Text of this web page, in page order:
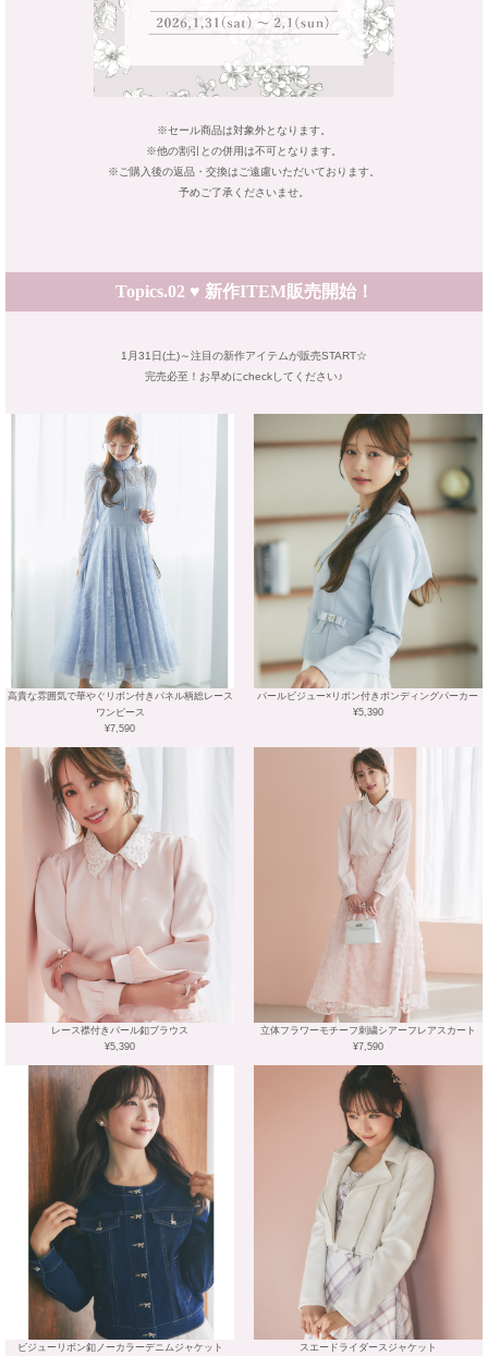
※セール商品は対象外となります。
※他の割引との併用は不可となります。
※ご購入後の返品・交換はご遠慮いただいております。
予めご了承くださいませ。
Topics.02 ♥ 新作ITEM販売開始！
1月31日(土)～注目の新作アイテムが販売START☆
完売必至！お早めにcheckしてください♪
高貴な雰囲気で華やぐリボン付きパネル柄総レース
ワンピース
¥7,590
パールビジュー×リボン付きボンディングパーカー
¥5,390
レース襟付きパール釦ブラウス
¥5,390
立体フラワーモチーフ刺繍シアーフレアスカート
¥7,590
ビジューリボン釦ノーカラーデニムジャケット スエードライダースジャケット